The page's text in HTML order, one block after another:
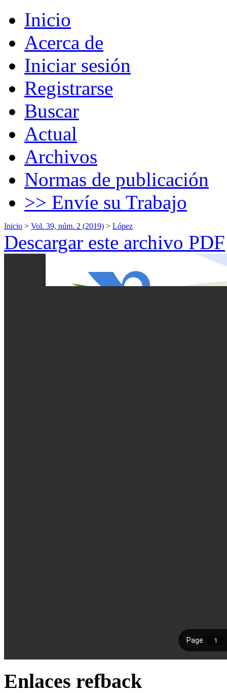
Inicio
Acerca de
Iniciar sesión
Registrarse
Buscar
Actual
Archivos
Normas de publicación
>> Envíe su Trabajo
Inicio > Vol. 39, núm. 2 (2019) > López
Descargar este archivo PDF
Enlaces refback